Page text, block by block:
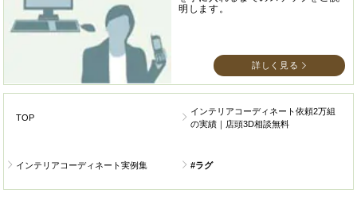
明します。
詳しく見る
TOP
インテリアコーディネート依頼2万組
の実績｜店頭3D相談無料
インテリアコーディネート実例集 #ラグ